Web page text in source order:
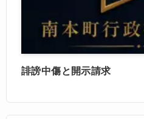
誹謗中傷と開示請求